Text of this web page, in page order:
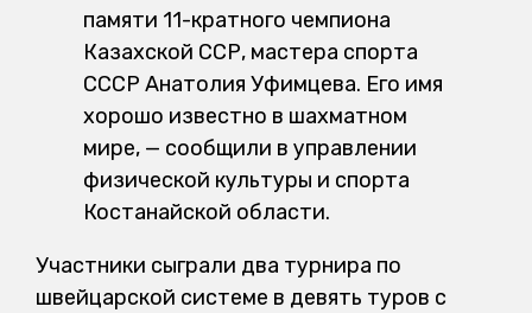
памяти 11-кратного чемпиона
Казахской ССР, мастера спорта
СССР Анатолия Уфимцева. Его имя
хорошо известно в шахматном
мире, — сообщили в управлении
физической культуры и спорта
Костанайской области.
Участники сыграли два турнира по
швейцарской системе в девять туров с